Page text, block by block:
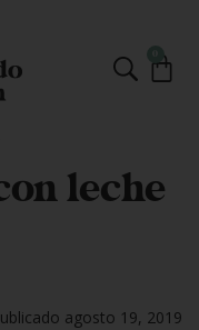
leche
agosto 19, 2019